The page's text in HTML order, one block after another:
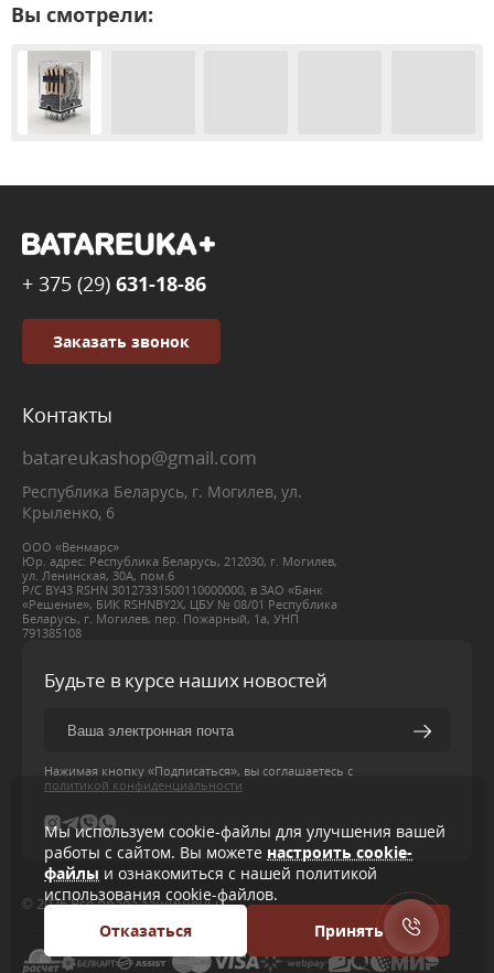
Вы смотрели:
+ 375 (29) 631-18-86
Заказать звонок
Контакты
batareukashop@gmail.com
Республика Беларусь, г. Могилев, ул.
Крыленко, 6
ООО «Венмарс»
Юр. адрес: Республика Беларусь, 212030, г. Могилев,
ул. Ленинская, 30А, пом.6
Р/С BY43 RSHN 30127331500110000000, в ЗАО «Банк
«Решение», БИК RSHNBY2X, ЦБУ № 08/01 Республика
Беларусь, г. Могилев, пер. Пожарный, 1а, УНП
791385108
Будьте в курсе наших новостей
Нажимая кнопку «Подписаться», вы соглашаетесь с
политикой конфиденциальности
© 2026 Все права защищены
Мы используем cookie-файлы для улучшения вашей
работы с сайтом. Вы можете настроить cookie-
файлы и ознакомиться с нашей политикой
использования cookie-файлов.
Отказаться
Принять